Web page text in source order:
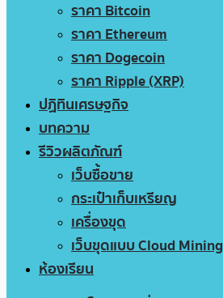
ราคา Bitcoin
ราคา Ethereum
ราคา Dogecoin
ราคา Ripple (XRP)
ปฏิทินเศรษฐกิจ
บทความ
รีวิวผลิตภัณฑ์
เว็บซื้อขาย
กระเป๋าเก็บเหรียญ
เครื่องขุด
เว็บขุดแบบ Cloud Mining
ห้องเรียน